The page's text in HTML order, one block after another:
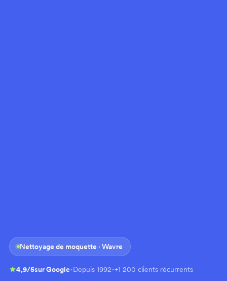
Nettoyage de moquette · Wavre
4,9/5sur Google·Depuis 1992·+1 200 clients récurrents